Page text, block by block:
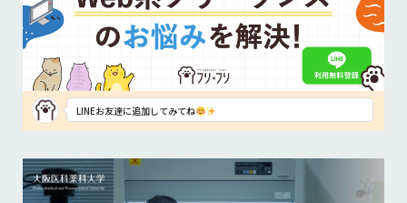
LINEお友達に追加してみてね